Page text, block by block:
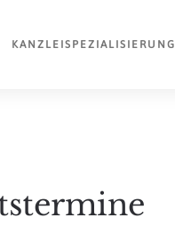
KANZLEISPEZIALISIERUNG